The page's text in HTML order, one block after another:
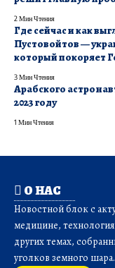
2 Мин Чтения
Где сейчас и как
Пустовойтов —
который покоряет
3 Мин Чтения
Арабского
2023 году
1 Мин Чтения
О НАС
Новостной блок с
медицине,
других темах,
уголков земного шара.